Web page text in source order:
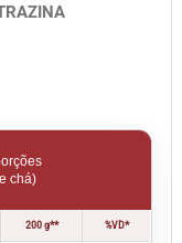
chá)
200 g** %VD*